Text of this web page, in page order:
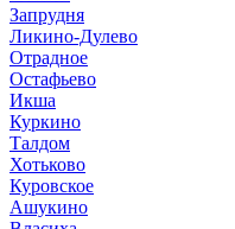
Запрудня
Ликино-Дулево
Отрадное
Остафьево
Икша
Куркино
Талдом
Хотьково
Куровское
Ашукино